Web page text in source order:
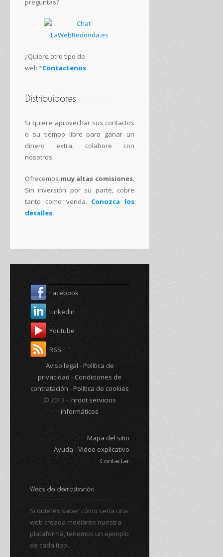
preguntas?
¿Quiere otro tipo de
web? Contactenos
Si quiere aprovechar sus contactos
o su tiempo libre para ganar un
dinero extra, colabore con
nosotros.
Ofrecemos muy altas comisiones.
Sin inversión por su parte, cobre
tanto como venda. Conozca los
detalles
Facebook
LinkedIn
Youtube
RSS
Aviso legal -Política de
privacidad - Condiciones de
contratación -Política de cookies
© 2013 - nroot servicios
informáticos
Mapa del sitio
Ayuda-Video explicativo
Contactar
Si quieres saber cómo sería una
web creada mediante nuestra
plataforma, tenemos un ejemplo
de cada tipo: